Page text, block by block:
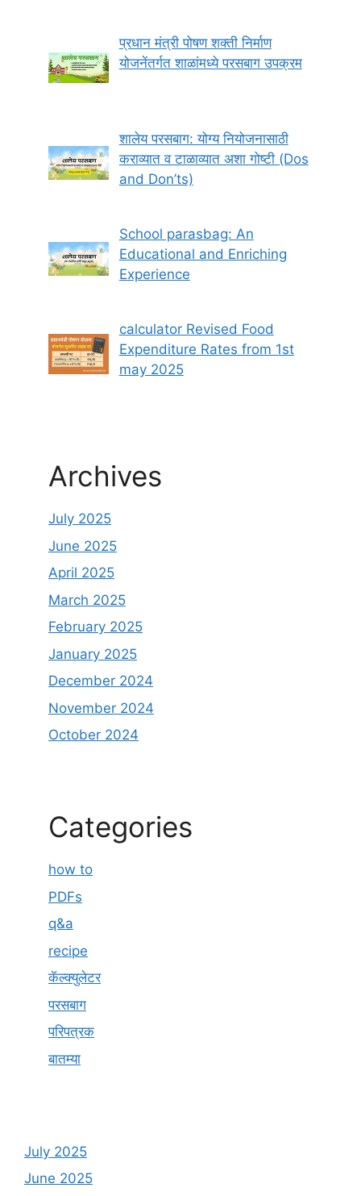
प्रधान मंत्री पोषण शक्ती निर्माण
योजनेंतर्गत शाळांमध्ये परसबाग उपक्रम
शालेय परसबाग: योग्य नियोजनासाठी
कराव्यात व टाळाव्यात अशा गोष्टी (Dos
and Don’ts)
School parasbag: An
Educational and Enriching
Experience
calculator Revised Food
Expenditure Rates from 1st
may 2025
Archives
July 2025
June 2025
April 2025
March 2025
February 2025
January 2025
December 2024
November 2024
October 2024
Categories
how to
PDFs
q&a
recipe
कॅल्क्युलेटर
परसबाग
परिपत्रक
बातम्या
July 2025
June 2025